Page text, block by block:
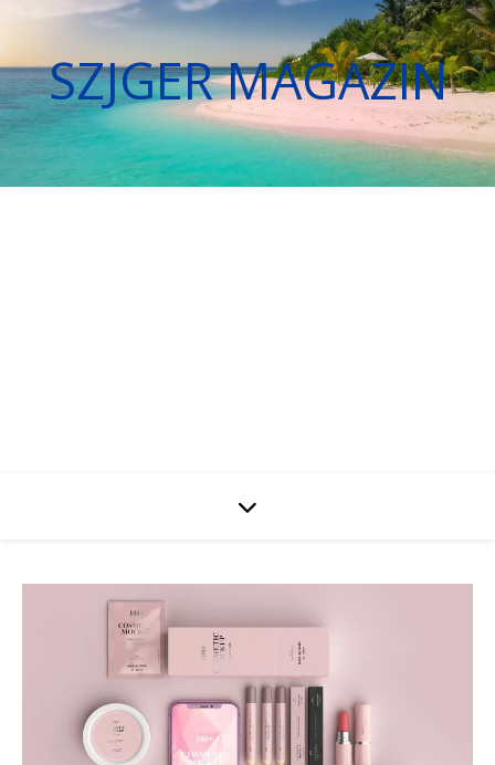
SZJGER MAGAZIN